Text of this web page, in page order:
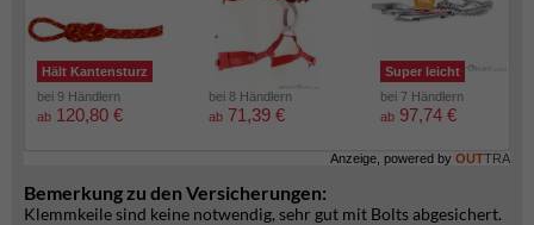
Hält Kantensturz
bei 9 Händlern
ab 120,80 €
bei 8 Händlern
ab 71,39 €
Super leicht
bei 7 Händlern
ab 97,74 €
Anzeige, powered by OUTTRA
Bemerkung zu den Versicherungen:
Klemmkeile sind keine notwendig, sehr gut mit Bolts abgesichert.